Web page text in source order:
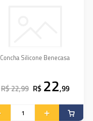
Concha Silicone Benecasa
R$ 22,99 R$ 22,99